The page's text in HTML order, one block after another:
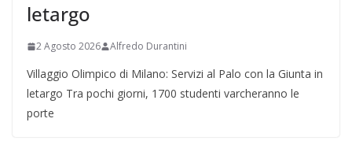
letargo
2 Agosto 2026 Alfredo Durantini
Villaggio Olimpico di Milano: Servizi al Palo con la Giunta in
letargo Tra pochi giorni, 1700 studenti varcheranno le
porte